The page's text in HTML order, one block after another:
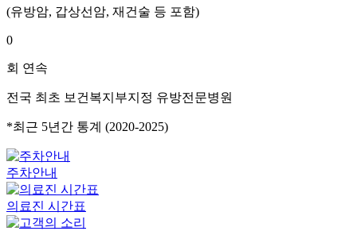
(유방암, 갑상선암, 재건술 등 포함)
0
회 연속
전국 최초 보건복지부지정 유방전문병원
*최근 5년간 통계 (2020-2025)
주차안내
의료진 시간표